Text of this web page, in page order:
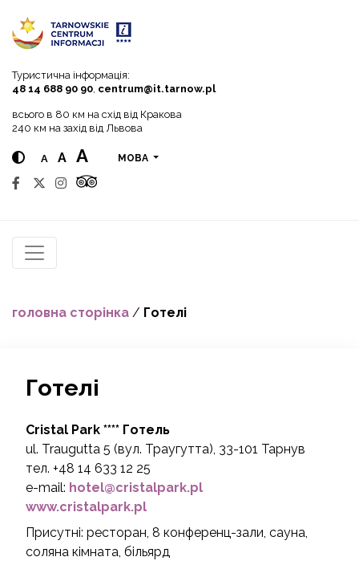
Туристична інформація:
48 14 688 90 90 centrum@it.tarnow.pl
всього в 80 км на схід від Кракова
240 км на захід від Львова
A A A МОВА
головна сторінка / Готелі
Готелі
Cristal Park **** Готель
ul. Traugutta 5 (вул. Траугутта), 33-101 Тарнув
тел. +48 14 633 12 25
e-mail: hotel@cristalpark.pl
www.cristalpark.pl
Присутні: ресторан, 8 конференц-зали, сауна,
соляна кімната, більярд